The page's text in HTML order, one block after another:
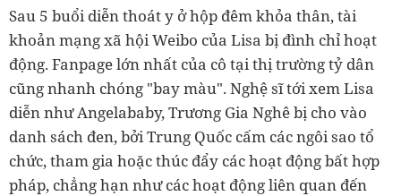
Sau 5 buổi diễn thoát y ở hộp đêm khỏa thân, tài
khoản mạng xã hội Weibo của Lisa bị đình chỉ hoạt
động. Fanpage lớn nhất của cô tại thị trường tỷ dân
cũng nhanh chóng "bay màu". Nghệ sĩ tới xem Lisa
diễn như Angelababy, Trương Gia Nghê bị cho vào
danh sách đen, bởi Trung Quốc cấm các ngôi sao tổ
chức, tham gia hoặc thúc đẩy các hoạt động bất hợp
pháp, chẳng hạn như các hoạt động liên quan đến